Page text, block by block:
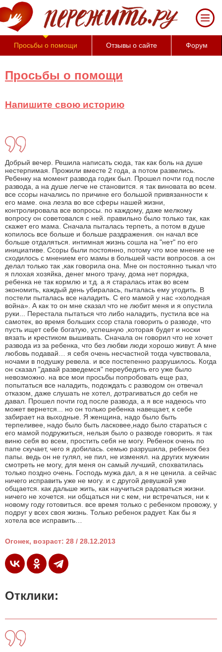
За 50 минут Вы можете оценить тяжесть
своего состояния и его психологические
причины (бесплатно)
Просьбы о помощи Отзывы о сайте Форум
Просьбы о помощи
Напишите свою историю
Добрый вечер. Решила написать сюда, так как боль на душе
нестерпимая. Прожили вместе 2 года, а потом развелись.
Ребенку на момент развода годик был. Прошел почти год после
развода, а на душе легче не становится. я так виновата во всем.
все ссоры начались по причине его большой привязанности к
его маме. она лезла во все сферы нашей жизни,
контролировала все вопросы. по каждому, даже мелкому
вопросу он советовался с ней. правильно было только так, как
скажет его мама. Сначала пыталась терпеть, а потом в душе
копилось все больше и больше раздражения. он начал все
больше отдаляться. интимная жизнь сошла на "нет" по его
инициативе. Ссоры были постоянно, потому что мое мнение не
сходилось с мнением его мамы в большей части вопросов. а он
делал только так ,как говорила она. Мне он постоянно тыкал что
я плохая хозяйка, денег много трачу, дома нет порядка,
ребенка не так кормлю и т.д. а я старалась итак во всем
экономить, каждый день убиралась, пыталась ему угодить. В
постели пыталась все наладить. С его мамой у нас «холодная
война». А как то он мне сказал что не любит меня и я опустила
руки... Перестала пытаться что либо наладить, пустила все на
самотек, во время больших ссор стала говорить о разводе, что
пусть ищет себе богатую, успешную ,которая будет и носки
вязать и крестиком вышивать. Сначала он говорил что не хочет
развода из за ребенка, что без любви люди хорошо живут. А мне
любовь подавай… я себя очень несчастной тогда чувствовала,
ночами в подушку ревела. и все постепенно разрушилось. Когда
он сказал "давай разведемся" переубедить его уже было
невозможно. на все мои просьбы попробовать еще раз,
попытаться все наладить, подождать с разводом он отвечал
отказом, даже слушать не хотел, дотрагиваться до себя не
давал. Прошел почти год после развода, а я все надеюсь что
может вернется... но он только ребенка навещает, к себе
забирает на выходные. Я женщина, надо было быть
терпеливее, надо было быть ласковее,надо было стараться с
его мамой подружиться, нельзя было о разводе говорить. я так
виню себя во всем, простить себя не могу. Ребенок очень по
папе скучает, чего я добилась. семью разрушила, ребенок без
папы. ведь он не гулял, не пил, не изменял. на других мужчин
смотреть не могу, для меня он самый лучший, спохватилась
только поздно очень. Господь мужа дал, а я не ценила. а сейчас
ничего исправить уже не могу. и с другой девушкой уже
общается. как дальше жить, как научиться радоваться жизни.
ничего не хочется. ни общаться ни с кем, ни встречаться, ни к
новому году готовиться. все время только с ребенком провожу, у
подруг у всех своя жизнь. Только ребенок радует. Как бы я
хотела все исправить…
Огонек, возраст: 28 / 28.12.2013
Отклики: